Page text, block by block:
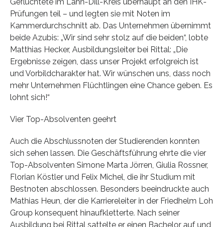
Prüfungen teil – und legten sie mit Noten im
Kammerdurchschnitt ab. Das Unternehmen übernimmt
beide Azubis: „Wir sind sehr stolz auf die beiden“, lobte
Matthias Hecker, Ausbildungsleiter bei Rittal: „Die
Ergebnisse zeigen, dass unser Projekt erfolgreich ist
und Vorbildcharakter hat. Wir wünschen uns, dass noch
mehr Unternehmen Flüchtlingen eine Chance geben. Es
lohnt sich!“
Vier Top-Absolventen geehrt
Auch die Abschlussnoten der Studierenden konnten
sich sehen lassen. Die Geschäftsführung ehrte die vier
Top-Absolventen Simone Marta Jörren, Giulia Rossner,
Florian Köstler und Felix Michel, die ihr Studium mit
Bestnoten abschlossen. Besonders beeindruckte auch
Mathias Heun, der die Karriereleiter in der Friedhelm Loh
Group konsequent hinaufkletterte. Nach seiner
Ausbildung bei Rittal sattelte er einen Bachelor auf und